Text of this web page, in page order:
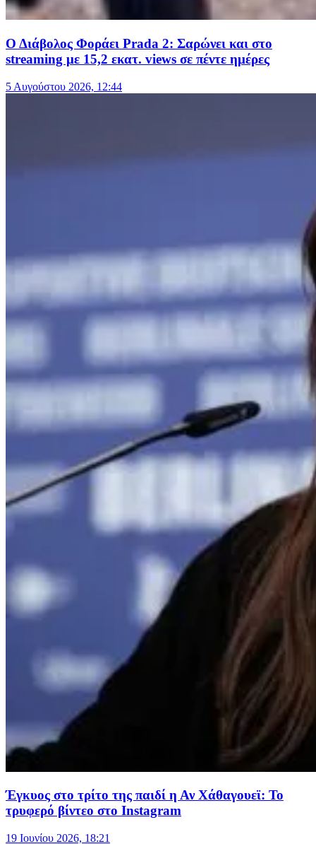
Ο Διάβολος Φοράει Prada 2: Σαρώνει και στο
streaming με 15,2 εκατ. views σε πέντε ημέρες
5 Αυγούστου 2026, 12:44
Έγκυος στο τρίτο της παιδί η Αν Χάθαγουεϊ: Το
τρυφερό βίντεο στο Instagram
19 Ιουνίου 2026, 18:21